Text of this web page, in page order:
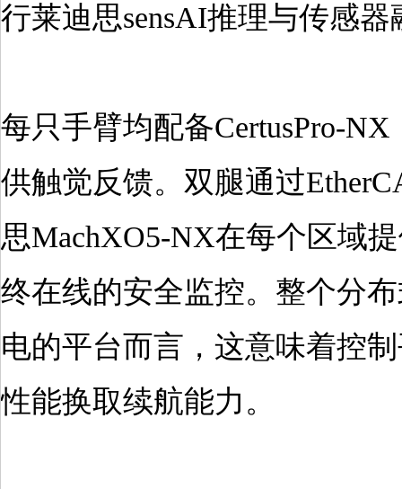
行莱迪思sensAI推理与传感
每只手臂均配备CertusPro-
供触觉反馈。双腿通过
思MachXO5-NX在每个区域
终在线的安全监控。整个分
电的平台而言，这意味着控
性能换取续航能力。